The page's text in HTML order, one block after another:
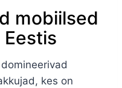
mobiilsed
kes on